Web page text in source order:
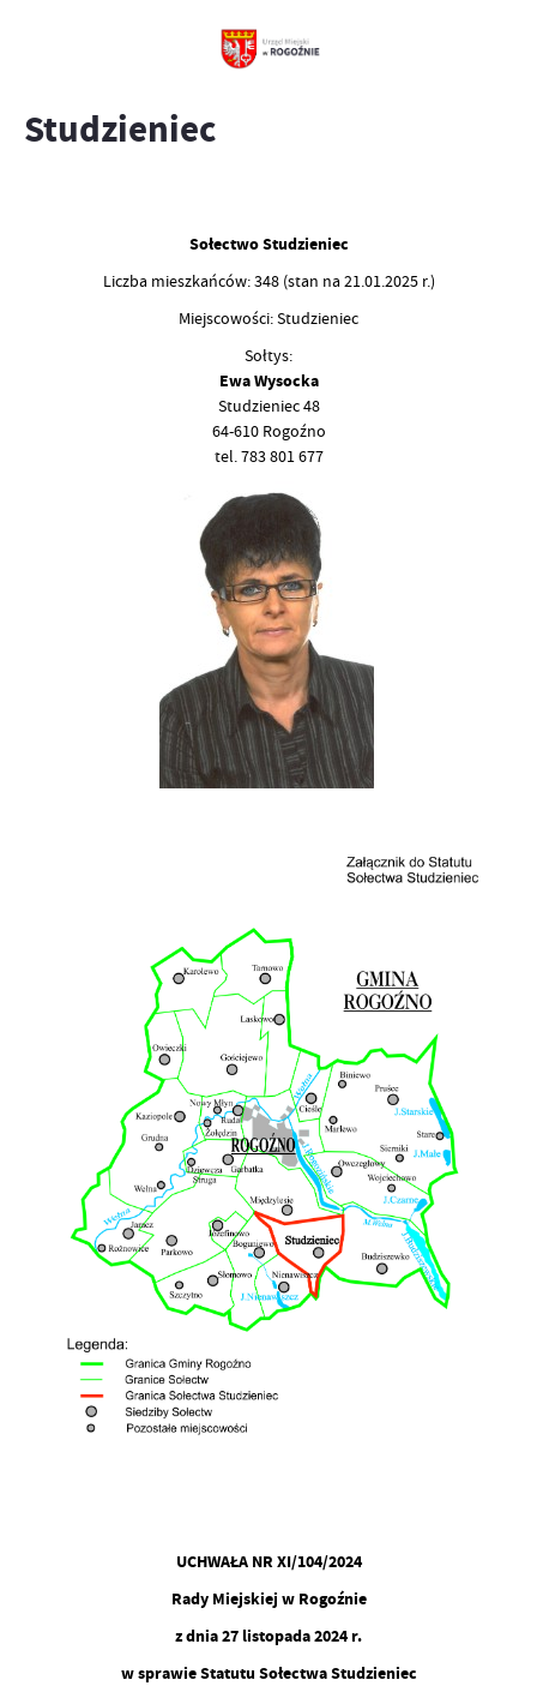
Studzieniec
Sołectwo Studzieniec
Liczba mieszkańców: 348 (stan na 21.01.2025 r.)
Miejscowości: Studzieniec
Sołtys:
Ewa Wysocka
Studzieniec 48
64-610 Rogoźno
tel. 783 801 677
UCHWAŁA NR XI/104/2024
Rady Miejskiej w Rogoźnie
z dnia 27 listopada 2024 r.
w sprawie Statutu Sołectwa Studzieniec